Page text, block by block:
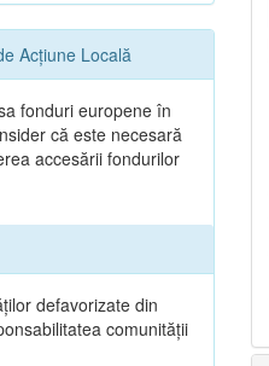
Acțiune Locală
fonduri europene în
că este necesară
accesării fondurilor
defavorizate din
comunității